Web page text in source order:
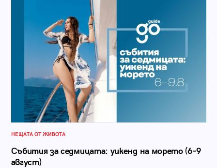
НЕЩАТА ОТ ЖИВОТА
Събития за седмицата: уикенд на морето (6–9
август)